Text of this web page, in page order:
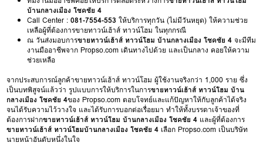
บ้านกลางเมือง โชคชัย 4
Call Center :081-7554-553 ให้บริการทุกวัน (ไม่มีวันหยุด) ให้ความช่วย
เหลือผู้ที่ต้องการขายทาวน์เฮ้าส์ ทาวน์โฮม ในทุกกรณี
ณ วันส่งมอบการขายทาวน์เฮ้าส์ ทาวน์โฮม บ้านกลางเมือง โชคชัย 4 จะมีทีม
งานมืออาชีพจาก Propso.com เดินทางไปด้วย และเป็นกลาง คอยให้ความ
ช่วยเหลือ
จากประสบการณ์ลูกค้าขายทาวน์เฮ้าส์ ทาวน์โฮม ผู้ใช้งานจริงกว่า 1,000 ราย ซึ่ง
เป็นบทพิสูจน์แล้วว่า รูปแบบการให้บริการในการขายทาวน์เฮ้าส์ ทาวน์โฮม บ้าน
กลางเมือง โชคชัย 4ของ Propso.com ตอบโจทย์และแก้ปัญหาให้กับลูกค้าได้จริง
จนได้รับความไว้วางใจ และได้รับการบอกต่อเรื่อยมา ทำให้ทั้งบรรดาเจ้าของที่
ต้องการฝากขายทาวน์เฮ้าส์ ทาวน์โฮม บ้านกลางเมือง โชคชัย 4 และผู้ที่ต้องการ
ขายทาวน์เฮ้าส์ ทาวน์โฮมบ้านกลางเมือง โชคชัย 4 เลือก Propso.com เป็นบริษัท
นายหน้าอันดับหนึ่งในใจ